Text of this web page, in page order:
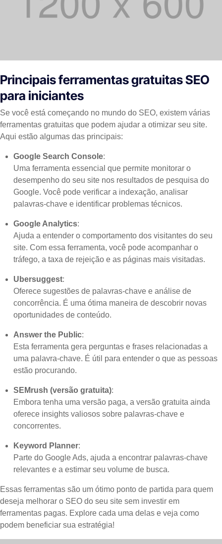
Principais ferramentas gratuitas SEO
para iniciantes
Se você está começando no mundo do SEO, existem várias
ferramentas gratuitas que podem ajudar a otimizar seu site.
Aqui estão algumas das principais:
Google Search Console:
Uma ferramenta essencial que permite monitorar o
desempenho do seu site nos resultados de pesquisa do
Google. Você pode verificar a indexação, analisar
palavras-chave e identificar problemas técnicos.
Google Analytics:
Ajuda a entender o comportamento dos visitantes do seu
site. Com essa ferramenta, você pode acompanhar o
tráfego, a taxa de rejeição e as páginas mais visitadas.
Ubersuggest:
Oferece sugestões de palavras-chave e análise de
concorrência. É uma ótima maneira de descobrir novas
oportunidades de conteúdo.
Answer the Public:
Esta ferramenta gera perguntas e frases relacionadas a
uma palavra-chave. É útil para entender o que as pessoas
estão procurando.
SEMrush (versão gratuita):
Embora tenha uma versão paga, a versão gratuita ainda
oferece insights valiosos sobre palavras-chave e
concorrentes.
Keyword Planner:
Parte do Google Ads, ajuda a encontrar palavras-chave
relevantes e a estimar seu volume de busca.
Essas ferramentas são um ótimo ponto de partida para quem
deseja melhorar o SEO do seu site sem investir em
ferramentas pagas. Explore cada uma delas e veja como
podem beneficiar sua estratégia!